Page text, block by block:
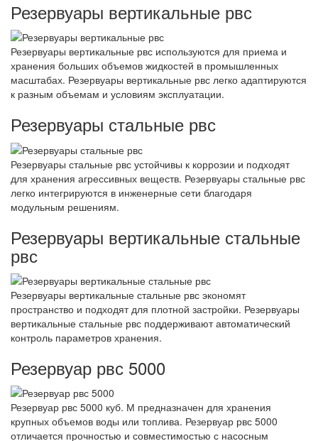
Резервуары вертикальные рвс
Резервуары вертикальные рвс используются для приема и
хранения больших объемов жидкостей в промышленных
масштабах. Резервуары вертикальные рвс легко адаптируются
к разным объемам и условиям эксплуатации.
Резервуары стальные рвс
Резервуары стальные рвс устойчивы к коррозии и подходят
для хранения агрессивных веществ. Резервуары стальные рвс
легко интегрируются в инженерные сети благодаря
модульным решениям.
Резервуары вертикальные стальные
рвс
Резервуары вертикальные стальные рвс экономят
пространство и подходят для плотной застройки. Резервуары
вертикальные стальные рвс поддерживают автоматический
контроль параметров хранения.
Резервуар рвс 5000
Резервуар рвс 5000 куб. М предназначен для хранения
крупных объемов воды или топлива. Резервуар рвс 5000
отличается прочностью и совместимостью с насосным